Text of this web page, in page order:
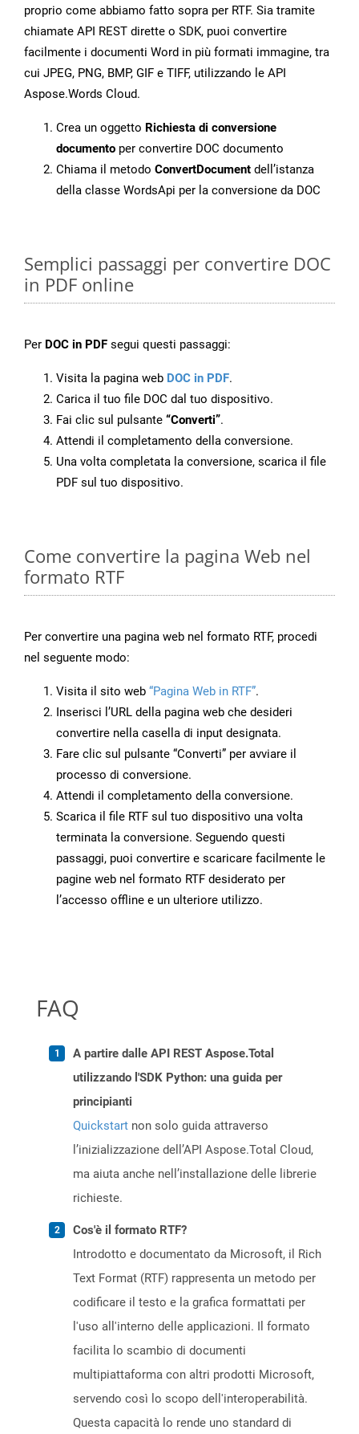
proprio come abbiamo fatto sopra per RTF. Sia tramite
chiamate API REST dirette o SDK, puoi convertire
facilmente i documenti Word in più formati immagine, tra
cui JPEG, PNG, BMP, GIF e TIFF, utilizzando le API
Aspose.Words Cloud.
Crea un oggetto Richiesta di conversione
documento per convertire DOC documento
Chiama il metodo ConvertDocument dell’istanza
della classe WordsApi per la conversione da DOC
Semplici passaggi per convertire DOC
in PDF online
Per DOC in PDF segui questi passaggi:
Visita la pagina web DOC in PDF.
Carica il tuo file DOC dal tuo dispositivo.
Fai clic sul pulsante “Converti”.
Attendi il completamento della conversione.
Una volta completata la conversione, scarica il file
PDF sul tuo dispositivo.
Come convertire la pagina Web nel
formato RTF
Per convertire una pagina web nel formato RTF, procedi
nel seguente modo:
Visita il sito web “Pagina Web in RTF”.
Inserisci l’URL della pagina web che desideri
convertire nella casella di input designata.
Fare clic sul pulsante “Converti” per avviare il
processo di conversione.
Attendi il completamento della conversione.
Scarica il file RTF sul tuo dispositivo una volta
terminata la conversione. Seguendo questi
passaggi, puoi convertire e scaricare facilmente le
pagine web nel formato RTF desiderato per
l’accesso offline e un ulteriore utilizzo.
FAQ
A partire dalle API REST Aspose.Total
utilizzando l'SDK Python: una guida per
principianti
Quickstart non solo guida attraverso
l’inizializzazione dell’API Aspose.Total Cloud,
ma aiuta anche nell’installazione delle librerie
richieste.
Cos'è il formato RTF?
Introdotto e documentato da Microsoft, il Rich
Text Format (RTF) rappresenta un metodo per
codificare il testo e la grafica formattati per
l'uso all'interno delle applicazioni. Il formato
facilita lo scambio di documenti
multipiattaforma con altri prodotti Microsoft,
servendo così lo scopo dell'interoperabilità.
Questa capacità lo rende uno standard di